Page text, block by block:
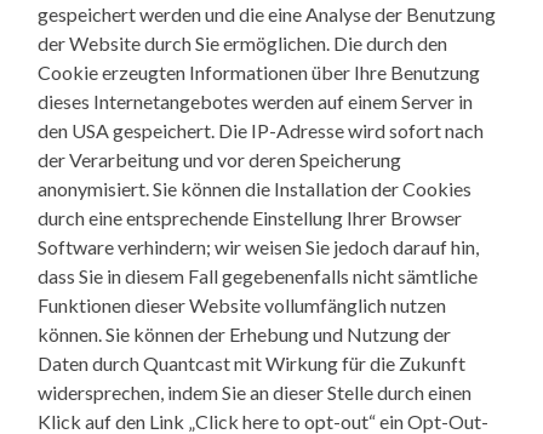
gespeichert werden und die eine Analyse der Benutzung
der Website durch Sie ermöglichen. Die durch den
Cookie erzeugten Informationen über Ihre Benutzung
dieses Internetangebotes werden auf einem Server in
den USA gespeichert. Die IP-Adresse wird sofort nach
der Verarbeitung und vor deren Speicherung
anonymisiert. Sie können die Installation der Cookies
durch eine entsprechende Einstellung Ihrer Browser
Software verhindern; wir weisen Sie jedoch darauf hin,
dass Sie in diesem Fall gegebenenfalls nicht sämtliche
Funktionen dieser Website vollumfänglich nutzen
können. Sie können der Erhebung und Nutzung der
Daten durch Quantcast mit Wirkung für die Zukunft
widersprechen, indem Sie an dieser Stelle durch einen
Klick auf den Link „Click here to opt-out“ ein Opt-Out-